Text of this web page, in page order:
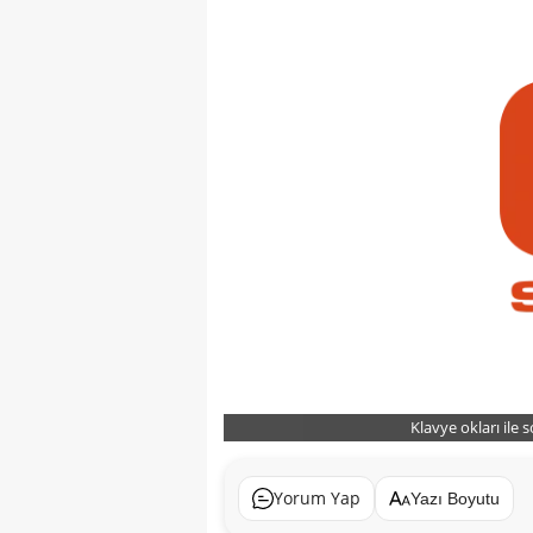
Klavye okları ile
Yorum Yap Yazı Boyutu